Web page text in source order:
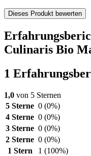
Dieses Produkt bewerten
Culinaris Bio
1
1,0 von 5 Sternen
5 Sterne 0 (0%)
4 Sterne 0 (0%)
3 Sterne 0 (0%)
2 Sterne 0 (0%)
1 Stern
1 (100%)